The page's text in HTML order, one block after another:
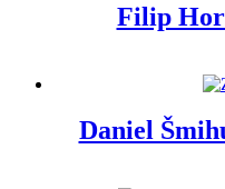
Filip
Daniel